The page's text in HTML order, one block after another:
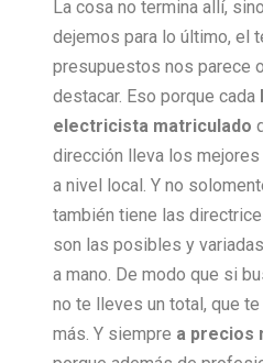
La cosa no termina allí,
dejemos para lo último, el
presupuestos nos parece
destacar. Eso porque cada
electricista matriculado
dirección lleva los
a nivel local. Y no
también tiene las
son las posibles y
a mano. De modo que si
no te lleves un total, que
más. Y siempre a precios